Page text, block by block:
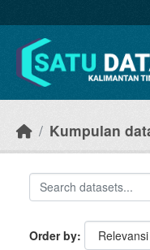
Kumpulan
Order by